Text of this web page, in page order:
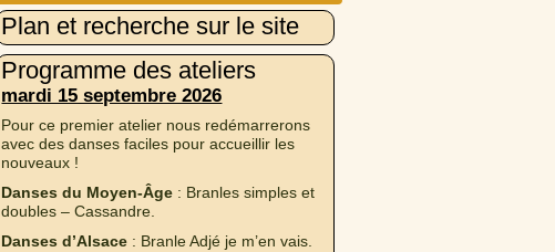
Plan et recherche sur le site
Programme des ateliers
mardi 15 septembre 2026
Pour ce premier atelier nous redémarrerons
avec des danses faciles pour accueillir les
nouveaux !
Danses du Moyen-Âge : Branles simples et
doubles – Cassandre.
Danses d’Alsace : Branle Adjé je m’en vais.